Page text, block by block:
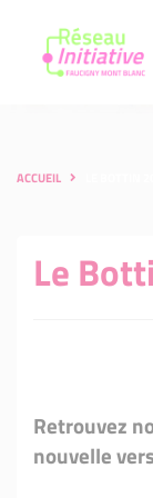
ACCUEIL
Le
Retrouvez
nouvelle